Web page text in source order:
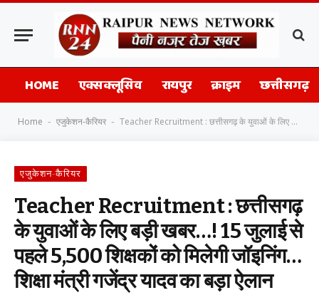
HOME एक्सक्लूसिव रायपुर क्राइम छत्तीसगढ़
Home - एजुकेशन-कैरियर - Teacher Recruitment : छत्तीसगढ़ के युवाओं के लिए बड़ी खबर…! 15 जुलाई से पहले 5,500 शिक्षकों को मिलेगी जॉइनिंग…शिक्षा मंत्री गजेंद्र यादव का बड़ा ऐलान
एजुकेशन-कैरियर
Teacher Recruitment : छत्तीसगढ़
के युवाओं के लिए बड़ी खबर…! 15 जुलाई से
पहले 5,500 शिक्षकों को मिलेगी जॉइनिंग…
शिक्षा मंत्री गजेंद्र यादव का बड़ा ऐलान